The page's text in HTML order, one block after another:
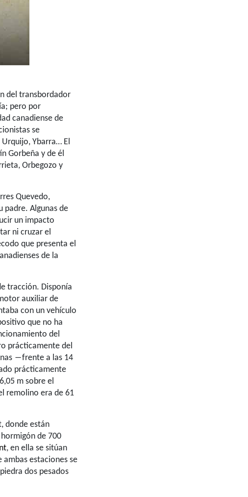
del transbordador
pero por
canadiense de
se
Ybarra… El
Gorbeña y de él
Orbegozo y
Quevedo,
padre. Algunas de
un impacto
ni cruzar el
que presenta el
de la
tracción. Disponía
auxiliar de
con un vehículo
que no ha
del
prácticamente del
―frente a las 14
prácticamente
m sobre el
remolino era de 61
donde están
de 700
, en ella se sitúan
estaciones se
dos pesados